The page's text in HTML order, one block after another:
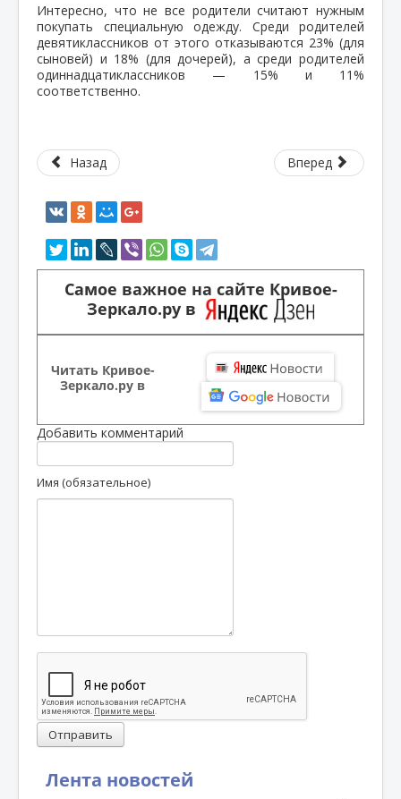
Лента новостей
Интересно, что не все родители считают нужным
покупать специальную одежду. Среди родителей
девятиклассников от этого отказываются 23% (для
сыновей) и 18% (для дочерей), а среди родителей
одиннадцатиклассников — 15% и 11%
соответственно.
Назад Вперед
Самое важное на сайте Кривое-
Зеркало.ру в
Читать Кривое-
Зеркало.ру в
Добавить комментарий
Имя (обязательное)
Отправить